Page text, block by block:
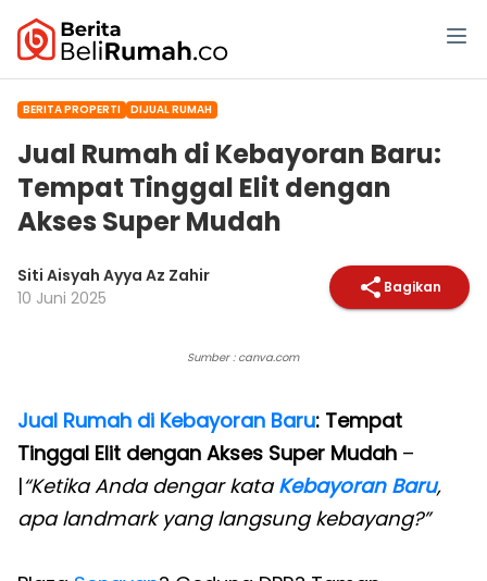
BERITA PROPERTI DIJUAL RUMAH
Jual Rumah di Kebayoran Baru:
Tempat Tinggal Elit dengan
Akses Super Mudah
Siti Aisyah Ayya Az Zahir
10 Juni 2025
Bagikan
Sumber : canva.com
Jual Rumah di Kebayoran Baru: Tempat
Tinggal Elit dengan Akses Super Mudah –
|“Ketika Anda dengar kataKebayoran Baru,
apa landmark yang langsung kebayang?”